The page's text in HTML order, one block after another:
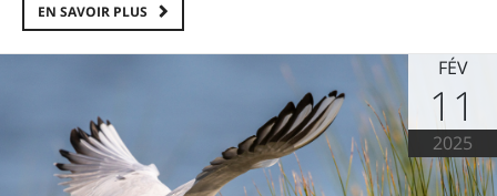
EN SAVOIR PLUS
FÉV
11
2025